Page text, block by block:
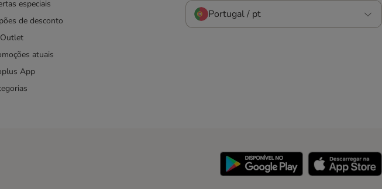
especiais
de desconto
atuais
App
Portugal / pt